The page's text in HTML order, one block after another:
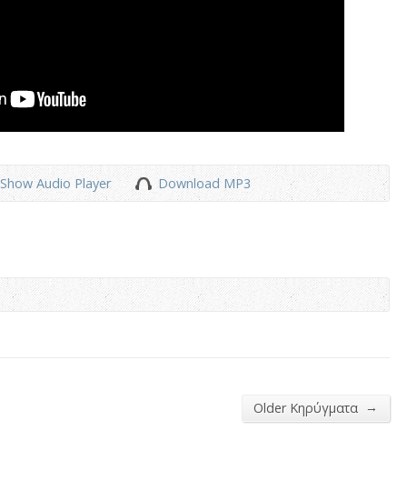
Show Audio Player Download MP3
Older Κηρύγματα →